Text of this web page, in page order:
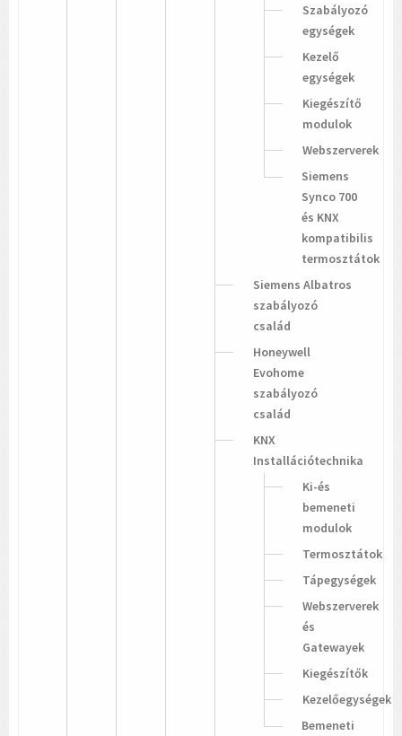
Szabályozó
egységek
Kezelő
egységek
Kiegészítő
modulok
Webszerverek
Siemens
Synco 700
és KNX
kompatibilis
termosztátok
Siemens Albatros
szabályozó
család
Honeywell
Evohome
szabályozó
család
KNX
Installációtechnika
Ki-és
bemeneti
modulok
Termosztátok
Tápegységek
Webszerverek
és
Gatewayek
Kiegészítők
Kezelőegységek
Bemeneti